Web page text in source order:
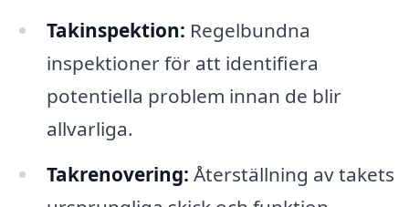
Takinspektion: Regelbundna
inspektioner för att identifiera
potentiella problem innan de blir
allvarliga.
Takrenovering: Återställning av takets